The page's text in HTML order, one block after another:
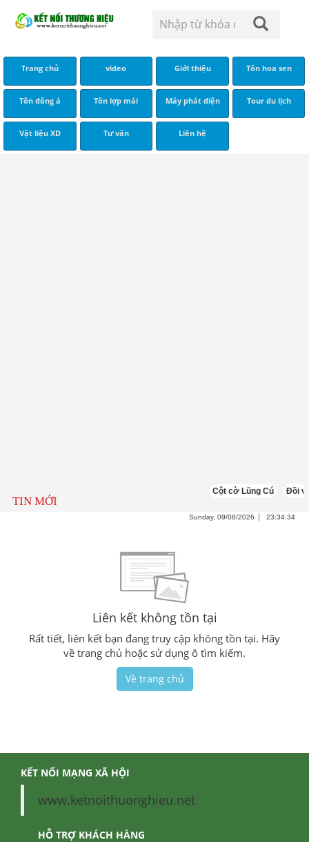
Trang chủ video Giới thiệu Tôn hoa sen
Tôn đông á Tôn lợp mái Máy phát điện Tour du lịch
Vật liệu XD Tư vấn Liên hệ
TIN MỚI
Cột cờ Lũng Cú Đồi
Sunday, 09/08/2026 23:34:34
Liên kết không tồn tại
Rất tiết, liên kết bạn đang truy cập không tồn tại. Hãy
về trang chủ hoặc sử dụng ô tìm kiếm.
Về trang chủ
KẾT NỐI MẠNG XÃ HỘI
www.ketnoithuonghieu.net
HỖ TRỢ KHÁCH HÀNG